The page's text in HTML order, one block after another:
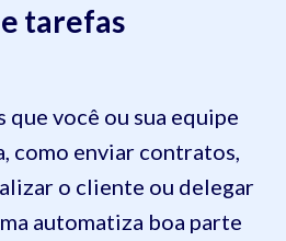
tarefas
que você ou sua equipe
como enviar contratos,
o cliente ou delegar
automatiza boa parte